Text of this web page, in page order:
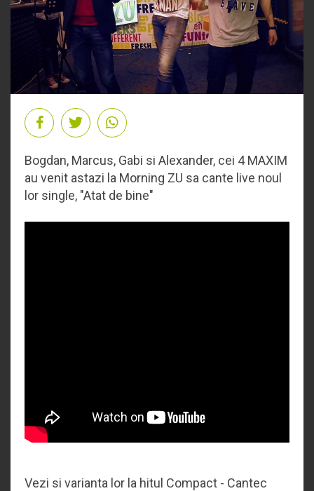
Bogdan, Marcus, Gabi si Alexander, cei 4 MAXIM
au venit astazi la Morning ZU sa cante live noul
lor single, "Atat de bine"
Vezi si varianta lor la hitul Compact - Cantec